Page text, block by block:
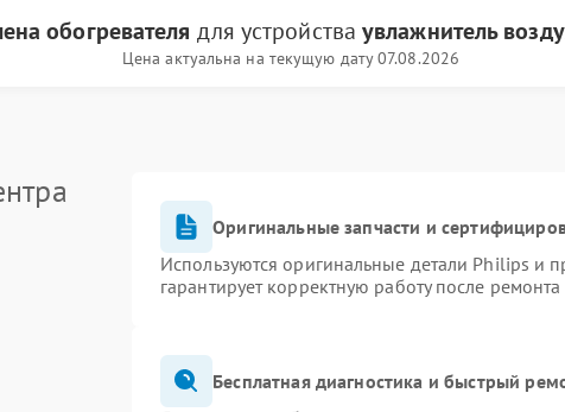
обогревателя для устройстваувлажнитель
Цена актуальна на текущую дату 07.08.2026
Оригинальные запчасти и
Используются оригинальные детали Philips и
гарантирует корректную работу после
Бесплатная диагностика и быстрый